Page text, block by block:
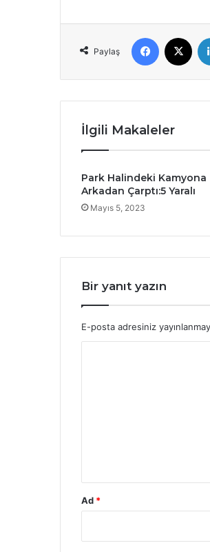
Paylaş
Facebook
İlgili Makaleler
Park Halindeki Kamyona
Arkadan Çarptı:5 Yaralı
Mayıs 5, 2023
Bir yanıt yazın
E-posta adresiniz
Ad *